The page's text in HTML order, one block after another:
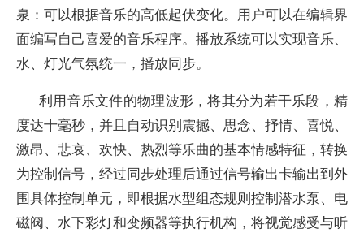
泉：可以根据音乐的高低起伏变化。用户可以在编辑界
面编写自己喜爱的音乐程序。播放系统可以实现音乐、
水、灯光气氛统一，播放同步。
利用音乐文件的物理波形，将其分为若干乐段，精
度达十毫秒，并且自动识别震撼、思念、抒情、喜悦、
激昂、悲哀、欢快、热烈等乐曲的基本情感特征，转换
为控制信号，经过同步处理后通过信号输出卡输出到外
围具体控制单元，即根据水型组态规则控制潜水泵、电
磁阀、水下彩灯和变频器等执行机构，将视觉感受与听